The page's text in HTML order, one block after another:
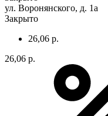
ул. Воронянского, д. 1а
Закрыто
26,06 р.
26,06 р.